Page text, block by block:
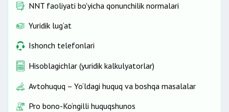
NNT faoliyati bo'yicha qonunchilik normalari
Yuridik lug‘at
Ishonch telefonlari
Hisoblagichlar (yuridik kalkulyatorlar)
Avtohuquq – Yo‘ldagi huquq va boshqa masalalar
Pro bono-Ko‘ngilli huquqshunos